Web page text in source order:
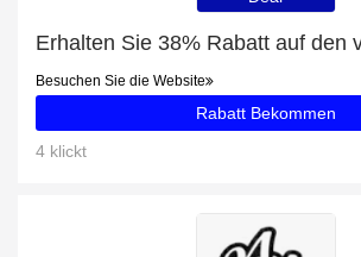
Besuchen Sie die Website
Rabatt Bekommen
4 klickt